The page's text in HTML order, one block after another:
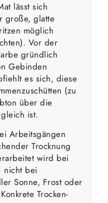
lässt sich
große, glatte
möglich
Vor der
gründlich
Gebinden
es sich, diese
(zu
über die
ist.
Arbeitsgängen
Trocknung
wird bei
nicht bei
Sonne, Frost oder
Trocken-